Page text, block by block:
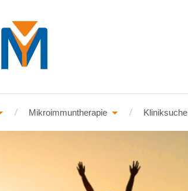
Mikroimmuntherapie Kliniksuche